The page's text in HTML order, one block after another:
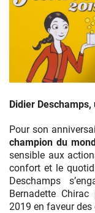
Chirac
Didier
Deschamps
vous
invitent
à
participer
à
Didier Deschamps,
Pour son
champion du
sensible aux
confort et le
Deschamps
Bernadette
2019 en faveur